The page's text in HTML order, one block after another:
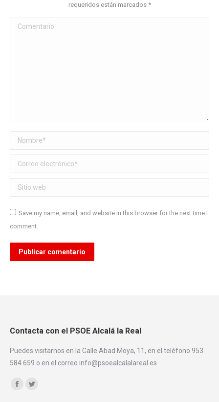
requeridos están marcados *
Comentario
Nombre *
Correo electrónico *
Sitio web
Save my name, email, and website in this browser for the next time I
comment.
Publicar comentario
Contacta con el PSOE Alcalá la Real
Puedes visitarnos en la Calle Abad Moya, 11, en el teléfono 953
584 659 o en el correo info@psoealcalalareal.es
Encuéntranos en: